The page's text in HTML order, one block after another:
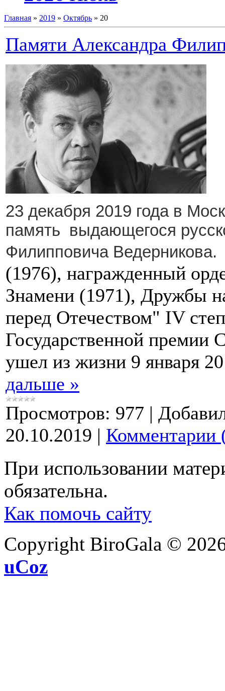
Главная » 2019 » Октябрь » 20
Памяти Александра
23 декабря 2019 года в
память выдающегося
Филипповича
(1976), награжденный
Знамени (1971), Дружбы
перед Отечеством" IV
Государственной
ушел из жизни 9 января
дальше »
Просмотров: 977 |
20.10.2019 | Комментарии
При использовании
обязательна.
Как помочь сайту
Copyright BiroGala ©
uCoz